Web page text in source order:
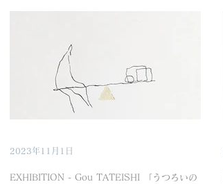
EXHIBITION - Gou TATEISHI 「うつろいの
2023年11月1日